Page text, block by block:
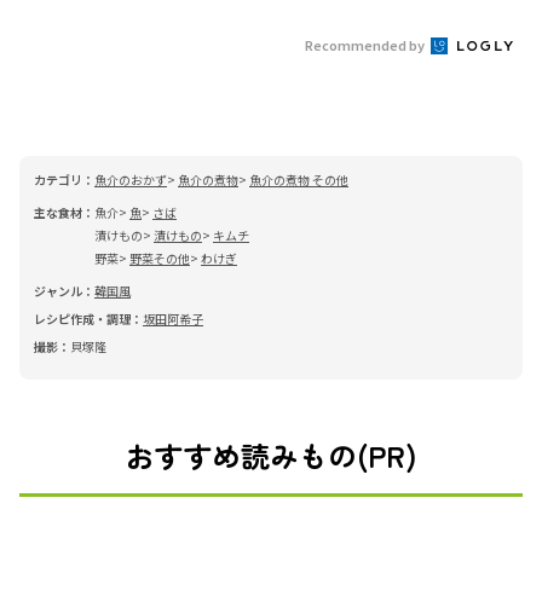
Recommended by
カテゴリ： 魚介のおかず 魚介の煮物
魚介の煮物 その他
主な食材： 魚介 魚
さば
漬けもの
漬けもの
キムチ
野菜
野菜その他 わけぎ
ジャンル： 韓国風
レシピ作成・調理： 坂田阿希子
撮影： 貝塚隆
おすすめ読みもの(PR)